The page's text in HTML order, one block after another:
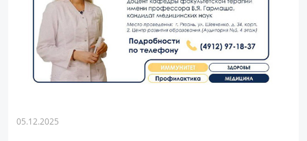
05.12.2025